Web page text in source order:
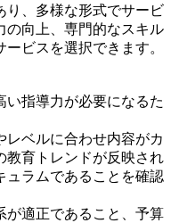
り、多様な形式でサービ
の向上、専門的なスキル
ビスを選択できます。
い指導力が必要になるた
レベルに合わせ内容がカ
教育トレンドが反映され
ュラムであることを確認
が適正であること、予算